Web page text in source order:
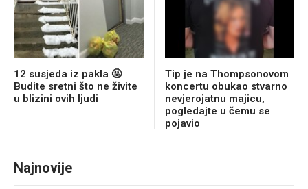
12 susjeda iz pakla 🤬
Budite sretni što ne živite
u blizini ovih ljudi
Tip je na Thompsonovom
koncertu obukao stvarno
nevjerojatnu majicu,
pogledajte u čemu se
pojavio
Najnovije